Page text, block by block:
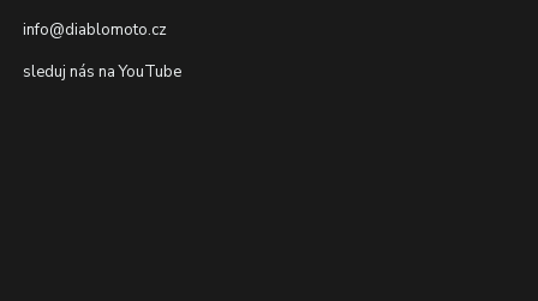
info@diablomoto.cz
sleduj nás na YouTube